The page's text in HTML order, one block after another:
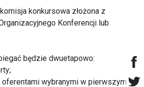
konkursowa złożona z
Konferencji lub
będzie dwuetapowo:
wybranymi w pierwszym